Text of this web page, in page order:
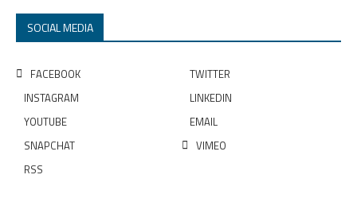
SOCIAL MEDIA
FACEBOOK
TWITTER
INSTAGRAM
LINKEDIN
YOUTUBE
EMAIL
SNAPCHAT
VIMEO
RSS